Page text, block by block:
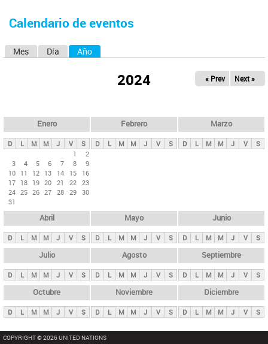
d
usted
Calendario de eventos
s
p
n
c
i
p
l
e
s
Mes Día Año
2024 « Prev Next »
Enero
D L M M J V
S
1
2
3
4 5 6 7 8
9
10 11 12 13 14 15
16
17 18 19 20 21 22 23
24 25 26 27 28 29 30
31
Febrero
D L M M J V S
Marzo
D L M M J V S
Abril
D L M M J V S
Mayo
D L M M J V S
Junio
D L M M J V S
Julio
D L M M J V S
Agosto
D L M M J V S
Septiembre
D L M M J V S
Octubre
D L M M J V S
Noviembre
D L M M J V S
Diciembre
D L M M J V S
COPYRIGHT © 2026 UNITED NATIONS